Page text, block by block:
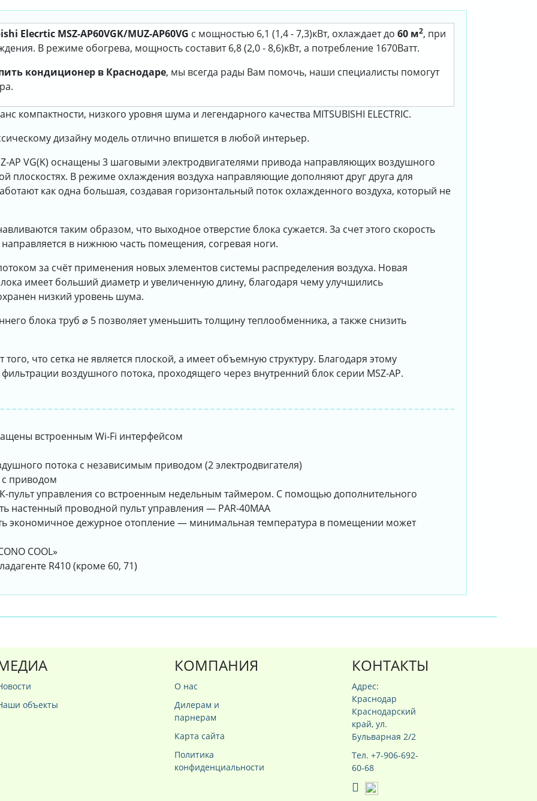
MSZ-AP60VGK/MUZ-AP60VG с мощностью 6,1 (1,4 - 7,3)кВт, охлаждает до 60 м2, при
В режиме обогрева, мощность составит 6,8 (2,0 - 8,6)кВт, а потребление 1670Ватт.
кондиционер в Краснодаре, мы всегда рады Вам помочь, наши специалисты помогут
компактности, низкого уровня шума и легендарного качества MITSUBISHI ELECTRIC.
дизайну модель отлично впишется в любой интерьер.
AP VG(K) оснащены 3 шаговыми электродвигателями привода направляющих воздушного
плоскостях. В режиме охлаждения воздуха направляющие дополняют друг друга для
как одна большая, создавая горизонтальный поток охлажденного воздуха, который не
таким образом, что выходное отверстие блока сужается. За счет этого скорость
направляется в нижнюю часть помещения, согревая ноги.
за счёт применения новых элементов системы распределения воздуха. Новая
имеет больший диаметр и увеличенную длину, благодаря чему улучшились
низкий уровень шума.
блока труб ⌀ 5 позволяет уменьшить толщину теплообменника, а также снизить
что сетка не является плоской, а имеет объемную структуру. Благодаря этому
воздушного потока, проходящего через внутренний блок серии MSZ-AP.
встроенным Wi-Fi интерфейсом
потока с независимым приводом (2 электродвигателя)
приводом
пульт управления со встроенным недельным таймером. С помощью дополнительного
настенный проводной пульт управления — PAR-40MAA
экономичное дежурное отопление — минимальная температура в помещении может
COOL»
R410 (кроме 60, 71)
объекты
КОМПАНИЯ
О нас
Дилерам и
парнерам
Карта сайта
Политика
конфиденциальности
КОНТАКТЫ
Адрес:
Краснодар
Краснодарский
край, ул.
Бульварная 2/2
Тел. +7-906-692-
60-68